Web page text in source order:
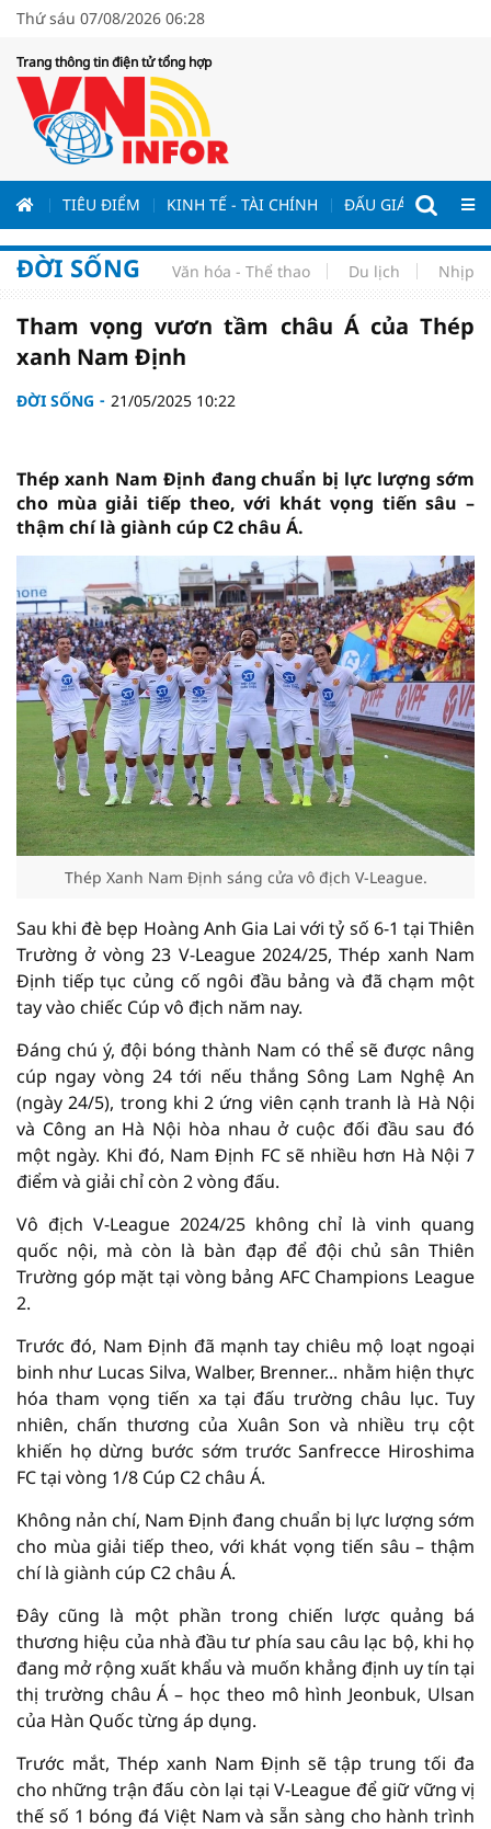
Thứ sáu 07/08/2026 06:28
Trang thông tin điện tử tổng hợp
TIÊU ĐIỂM KINH TẾ - TÀI CHÍNH ĐẤU GIÁ - ĐẤU
ĐỜI SỐNG Văn hóa - Thể thao Du lịch Nhịp
Tham vọng vươn tầm châu Á của Thép
xanh Nam Định
ĐỜI SỐNG 21/05/2025 10:22
Thép xanh Nam Định đang chuẩn bị lực lượng sớm
cho mùa giải tiếp theo, với khát vọng tiến sâu –
thậm chí là giành cúp C2 châu Á.
Thép Xanh Nam Định sáng cửa vô địch V-League.
Sau khi đè bẹp Hoàng Anh Gia Lai với tỷ số 6-1 tại Thiên
Trường ở vòng 23 V-League 2024/25, Thép xanh Nam
Định tiếp tục củng cố ngôi đầu bảng và đã chạm một
tay vào chiếc Cúp vô địch năm nay.
Đáng chú ý, đội bóng thành Nam có thể sẽ được nâng
cúp ngay vòng 24 tới nếu thắng Sông Lam Nghệ An
(ngày 24/5), trong khi 2 ứng viên cạnh tranh là Hà Nội
và Công an Hà Nội hòa nhau ở cuộc đối đầu sau đó
một ngày. Khi đó, Nam Định FC sẽ nhiều hơn Hà Nội 7
điểm và giải chỉ còn 2 vòng đấu.
Vô địch V-League 2024/25 không chỉ là vinh quang
quốc nội, mà còn là bàn đạp để đội chủ sân Thiên
Trường góp mặt tại vòng bảng AFC Champions League
2.
Trước đó, Nam Định đã mạnh tay chiêu mộ loạt ngoại
binh như Lucas Silva, Walber, Brenner... nhằm hiện thực
hóa tham vọng tiến xa tại đấu trường châu lục. Tuy
nhiên, chấn thương của Xuân Son và nhiều trụ cột
khiến họ dừng bước sớm trước Sanfrecce Hiroshima
FC tại vòng 1/8 Cúp C2 châu Á.
Không nản chí, Nam Định đang chuẩn bị lực lượng sớm
cho mùa giải tiếp theo, với khát vọng tiến sâu – thậm
chí là giành cúp C2 châu Á.
Đây cũng là một phần trong chiến lược quảng bá
thương hiệu của nhà đầu tư phía sau câu lạc bộ, khi họ
đang mở rộng xuất khẩu và muốn khẳng định uy tín tại
thị trường châu Á – học theo mô hình Jeonbuk, Ulsan
của Hàn Quốc từng áp dụng.
Trước mắt, Thép xanh Nam Định sẽ tập trung tối đa
cho những trận đấu còn lại tại V-League để giữ vững vị
thế số 1 bóng đá Việt Nam và sẵn sàng cho hành trình